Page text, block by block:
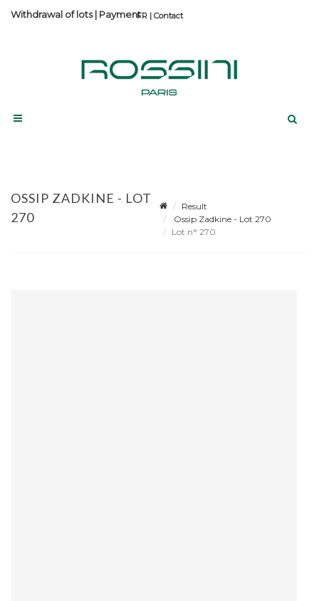
Contact
Withdrawal of lots| Payment
OSSIP ZADKINE - LOT
270
Result
Ossip Zadkine - Lot 270
Lot n° 270